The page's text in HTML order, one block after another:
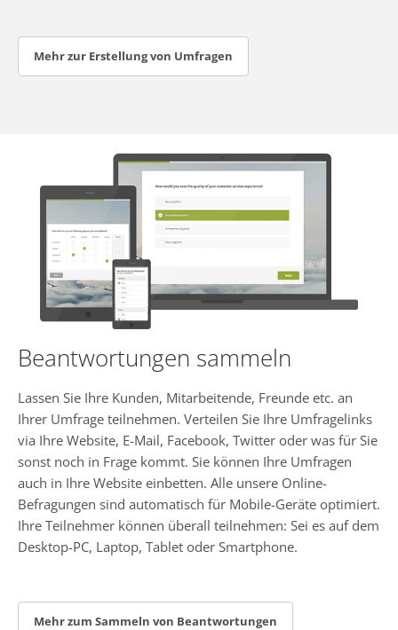
Mehr zur Erstellung von Umfragen
Beantwortungen sammeln
Lassen Sie Ihre Kunden, Mitarbeitende, Freunde etc. an
Ihrer Umfrage teilnehmen. Verteilen Sie Ihre Umfragelinks
via Ihre Website, E-Mail, Facebook, Twitter oder was für Sie
sonst noch in Frage kommt. Sie können Ihre Umfragen
auch in Ihre Website einbetten. Alle unsere Online-
Befragungen sind automatisch für Mobile-Geräte optimiert.
Ihre Teilnehmer können überall teilnehmen: Sei es auf dem
Desktop-PC, Laptop, Tablet oder Smartphone.
Mehr zum Sammeln von Beantwortungen